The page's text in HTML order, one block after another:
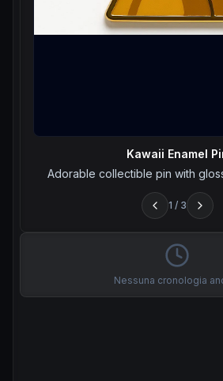
Kawaii Enamel
Adorable collectible pin with
1 / 3
Nessuna cronologia